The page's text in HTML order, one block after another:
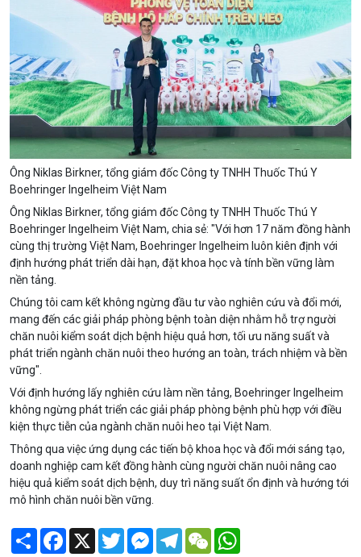
Ông Niklas Birkner, tổng giám đốc Công ty TNHH Thuốc Thú Y
Boehringer Ingelheim Việt Nam
Ông Niklas Birkner, tổng giám đốc Công ty TNHH Thuốc Thú Y
Boehringer Ingelheim Việt Nam, chia sẻ: "Với hơn 17 năm đồng hành
cùng thị trường Việt Nam, Boehringer Ingelheim luôn kiên định với
định hướng phát triển dài hạn, đặt khoa học và tính bền vững làm
nền tảng.
Chúng tôi cam kết không ngừng đầu tư vào nghiên cứu và đổi mới,
mang đến các giải pháp phòng bệnh toàn diện nhằm hỗ trợ người
chăn nuôi kiểm soát dịch bệnh hiệu quả hơn, tối ưu năng suất và
phát triển ngành chăn nuôi theo hướng an toàn, trách nhiệm và bền
vững".
Với định hướng lấy nghiên cứu làm nền tảng, Boehringer Ingelheim
không ngừng phát triển các giải pháp phòng bệnh phù hợp với điều
kiện thực tiễn của ngành chăn nuôi heo tại Việt Nam.
Thông qua việc ứng dụng các tiến bộ khoa học và đổi mới sáng tạo,
doanh nghiệp cam kết đồng hành cùng người chăn nuôi nâng cao
hiệu quả kiểm soát dịch bệnh, duy trì năng suất ổn định và hướng tới
mô hình chăn nuôi bền vững.
Share Facebook
X TwitterMessengerTelegramWeChat